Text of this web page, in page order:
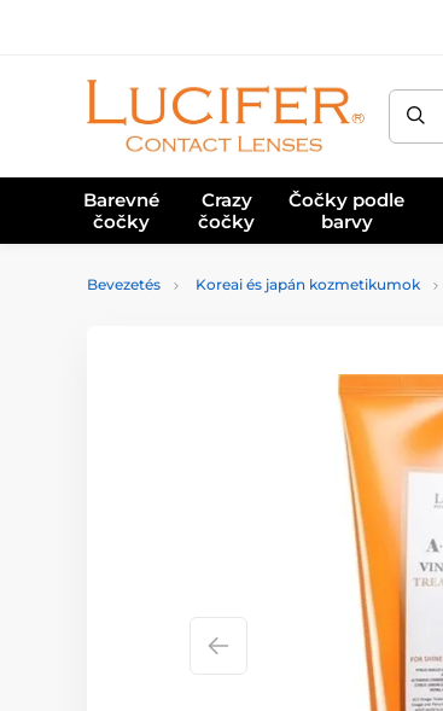
Barevné
čočky
Crazy
čočky
Čočky podle
barvy
Bevezetés Koreai és japán kozmetikumok